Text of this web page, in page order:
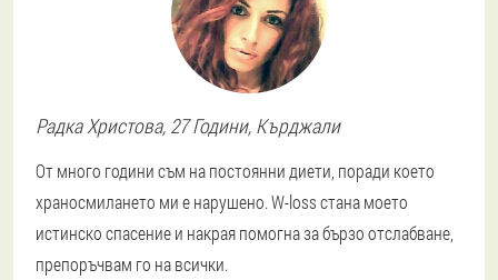
РадкаХристова, 27 Години, Кърджали
От много години съм на постоянни диети, поради което
храносмилането ми е нарушено. W-loss стана моето
истинско спасение и накрая помогна за бързо отслабване,
препоръчвам го на всички.